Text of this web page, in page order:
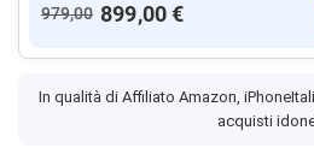
979,00 899,00 €
In qualità di Affiliato Amazon,
acquisti